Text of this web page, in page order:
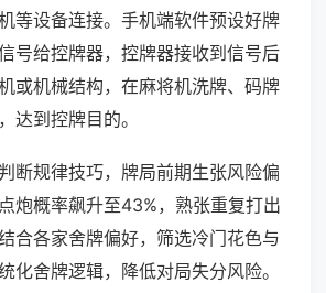
等设备连接。手机端软件预设好牌
号给控牌器，控牌器接收到信号后
或机械结构，在麻将机洗牌、码牌
达到控牌目的。
断规律技巧，牌局前期生张风险偏
炮概率飙升至43%，熟张重复打出
合各家舍牌偏好，筛选冷门花色与
化舍牌逻辑，降低对局失分风险。